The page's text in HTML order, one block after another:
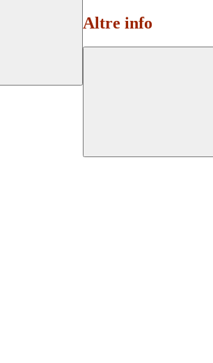
Altre info